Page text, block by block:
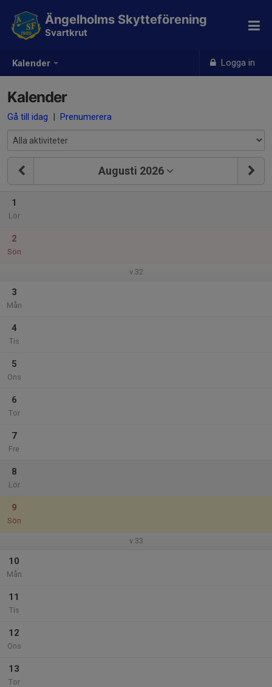
Kalender Logga in
Ängelholms Skytteförening
Svartkrut
Kalender
Gå till idag | Prenumerera
Augusti 2026
1
Lör
2
Sön
v.32
3
Mån
4
Tis
5
Ons
6
Tor
7
Fre
8
Lör
9
Sön
v.33
10
Mån
11
Tis
12
Ons
13
Tor